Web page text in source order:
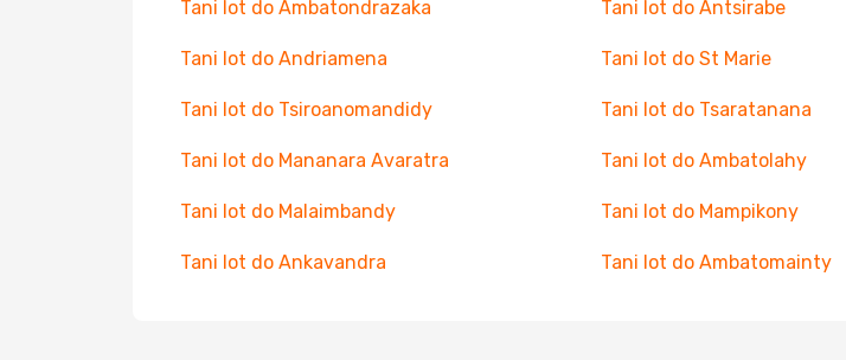
Tani lot do Ambatondrazaka Tani lot do Antsirabe
Tani lot do Andriamena Tani lot do St Marie
Tani lot do Tsiroanomandidy Tani lot do Tsaratanana
Tani lot do Mananara Avaratra Tani lot do Ambatolahy
Tani lot do Malaimbandy Tani lot do Mampikony
Tani lot do Ankavandra Tani lot do Ambatomainty